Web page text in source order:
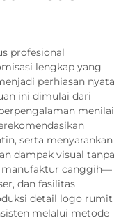
profesional
lengkap yang
perhiasan nyata
ini dimulai dari
menilai
serta menyarankan
dampak visual tanpa
manufaktur canggih—
dan fasilitas
detail logo rumit
melalui metode